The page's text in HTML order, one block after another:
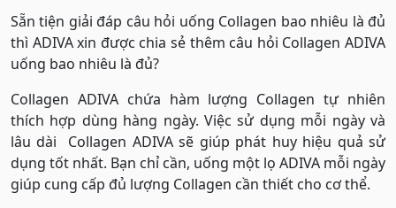
Sẵn tiện giải đáp câu hỏi uống Collagen bao nhiêu là đủ
thì ADIVA xin được chia sẻ thêm câu hỏi Collagen ADIVA
uống bao nhiêu là đủ?
Collagen ADIVA chứa hàm lượng Collagen tự nhiên
thích hợp dùng hàng ngày. Việc sử dụng mỗi ngày và
lâu dài Collagen ADIVA sẽ giúp phát huy hiệu quả sử
dụng tốt nhất. Bạn chỉ cần, uống một lọ ADIVA mỗi ngày
giúp cung cấp đủ lượng Collagen cần thiết cho cơ thể.